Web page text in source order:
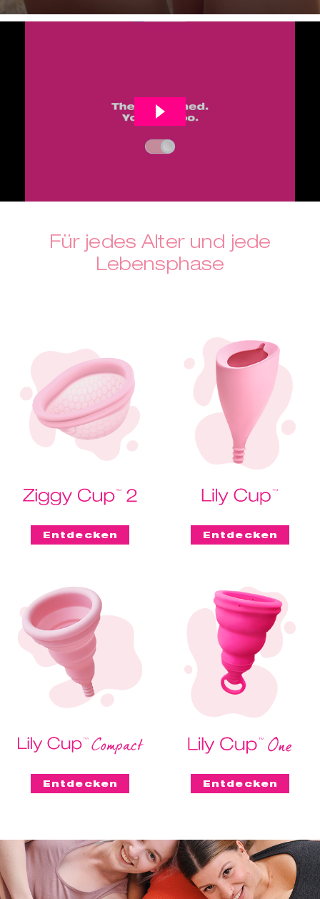
Für jedes Alter und jede
Lebensphase
Entdecken Entdecken
Entdecken Entdecken